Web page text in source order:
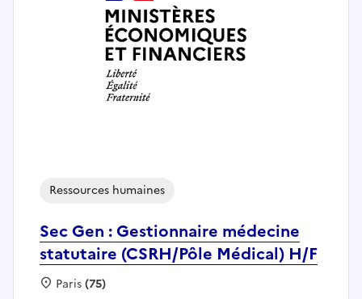
Sec Gen : Gestionnaire médecine
statutaire (CSRH/Pôle Médical) H/F
Ressources humaines
Localisation :
Paris(75)